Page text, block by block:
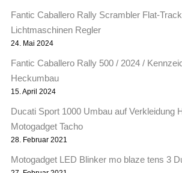
Fantic Caballero Rally Scrambler Flat-
Lichtmaschinen Regler
24. Mai 2024
Fantic Caballero Rally 500 / 2024 /
Heckumbau
15. April 2024
Ducati Sport 1000 Umbau auf Verkleidung
Motogadget Tacho
28. Februar 2021
Motogadget LED Blinker mo blaze tens 3